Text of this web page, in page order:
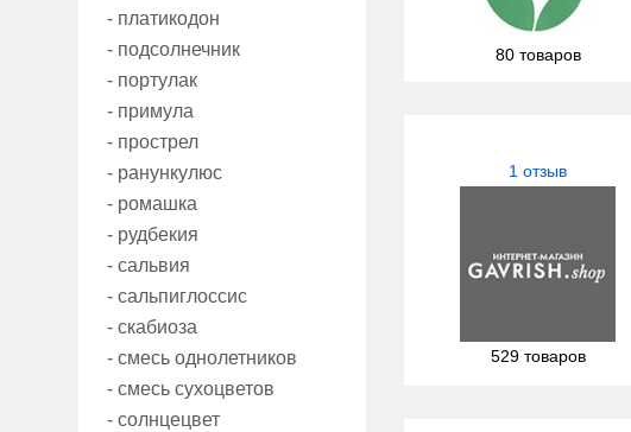
- платикодон
- подсолнечник
- портулак
- примула
- прострел
- ранункулюс
- ромашка
- рудбекия
- сальвия
- сальпиглоссис
- скабиоза
- смесь однолетников
- смесь сухоцветов
- солнцецвет
80 товаров
1 отзыв
529 товаров